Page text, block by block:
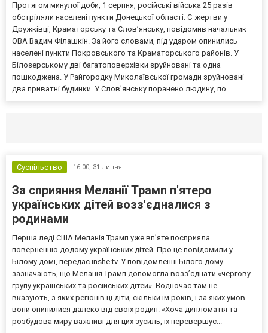
Протягом минулої доби, 1 серпня, російські війська 25 разів
обстріляли населені пункти Донецької області. Є жертви у
Дружківці, Краматорську та Слов’янську, повідомив начальник
ОВА Вадим Філашкін. За його словами, під ударом опинились
населені пункти Покровського та Краматорського районів. У
Білозерському дві багатоповерхівки зруйновані та одна
пошкоджена. У Райгородку Миколаївської громади зруйновані
два приватні будинки. У Слов’янську поранено людину, по...
Суспільство 16:00, 31 липня
За сприяння Меланії Трамп п'ятеро
українських дітей возз'єдналися з
родинами
Перша леді США Меланія Трамп уже впʼяте посприяла
поверненню додому українських дітей. Про це повідомили у
Білому домі, передає inshe.tv. У повідомленні Білого дому
зазначають, що Меланія Трамп допомогла возз’єднати «чергову
групу українських та російських дітей». Водночас там не
вказують, з яких регіонів ці діти, скільки їм років, і за яких умов
вони опинилися далеко від своїх родин. «Хоча дипломатія та
розбудова миру важливі для цих зусиль, їх перевершує...